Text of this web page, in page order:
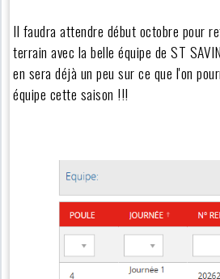
Il faudra attendre début octobre pour
terrain avec la belle équipe de ST
en sera déjà un peu sur ce que l'on
équipe cette saison !!!